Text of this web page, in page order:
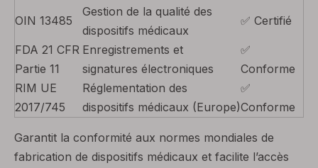
OIN 13485
Gestion de la qualité des
dispositifs médicaux
✅ Certifié
FDA 21 CFR
Partie 11
Enregistrements et
signatures électroniques
✅
Conforme
RIM UE
2017/745
Réglementation des
dispositifs médicaux (Europe)
✅
Conforme
Garantit la conformité aux normes mondiales de
fabrication de dispositifs médicaux et facilite l’accès